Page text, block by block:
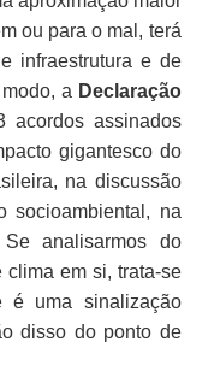
ou para o mal, terá
infraestrutura e de
a Declaração
acordos assinados
gigantesco do
na discussão
socioambiental, na
analisarmos do
em si, trata-se
é uma sinalização
disso do ponto de